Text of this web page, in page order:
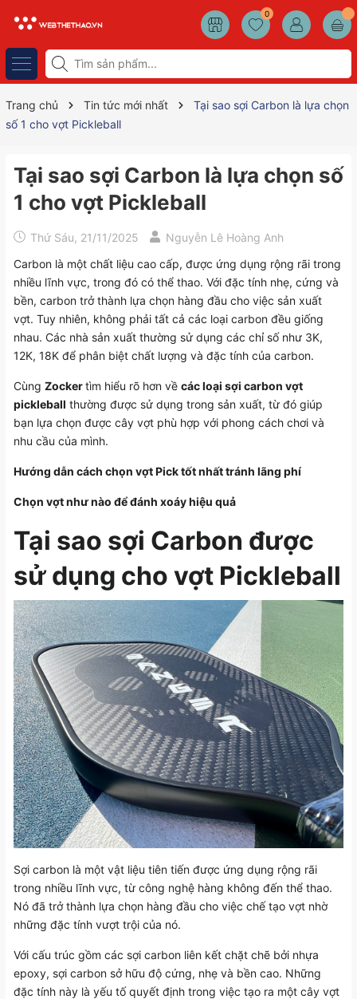
0
Trang chủ Tin tức mới nhất
Tại sao sợi Carbon là lựa chọn
số 1 cho vợt Pickleball
Tại sao sợi Carbon là lựa chọn số
1 cho vợt Pickleball
Thứ Sáu, 21/11/2025
Nguyễn Lê Hoàng Anh
Carbon là một chất liệu cao cấp, được ứng dụng rộng rãi trong
nhiều lĩnh vực, trong đó có thể thao. Với đặc tính nhẹ, cứng và
bền, carbon trở thành lựa chọn hàng đầu cho việc sản xuất
vợt. Tuy nhiên, không phải tất cả các loại carbon đều giống
nhau. Các nhà sản xuất thường sử dụng các chỉ số như 3K,
12K, 18K để phân biệt chất lượng và đặc tính của carbon.
Cùng Zockertìm hiểu rõ hơn về các loại sợi carbon vợt
pickleball thường được sử dụng trong sản xuất, từ đó giúp
bạn lựa chọn được cây vợt phù hợp với phong cách chơi và
nhu cầu của mình.
Hướng dẫn cách chọn vợt Pick tốt nhất tránh lãng phí
Chọn vợt như nào để đánh xoáy hiệu quả
Tại sao sợi Carbon được
sử dụng cho vợt Pickleball
Sợi carbon là một vật liệu tiên tiến được ứng dụng rộng rãi
trong nhiều lĩnh vực, từ công nghệ hàng không đến thể thao.
Nó đã trở thành lựa chọn hàng đầu cho việc chế tạo vợt nhờ
những đặc tính vượt trội của nó.
Với cấu trúc gồm các sợi carbon liên kết chặt chẽ bởi nhựa
epoxy, sợi carbon sở hữu độ cứng, nhẹ và bền cao. Những
đặc tính này là yếu tố quyết định trong việc tạo ra một cây vợt